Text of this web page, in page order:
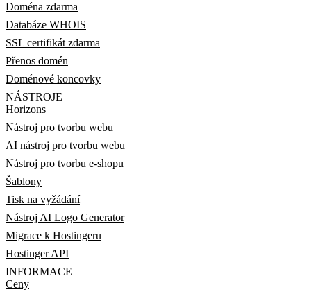
Doména zdarma
Databáze WHOIS
SSL certifikát zdarma
Přenos domén
Doménové koncovky
NÁSTROJE
Horizons
Nástroj pro tvorbu webu
AI nástroj pro tvorbu webu
Nástroj pro tvorbu e-shopu
Šablony
Tisk na vyžádání
Nástroj AI Logo Generator
Migrace k Hostingeru
Hostinger API
INFORMACE
Ceny